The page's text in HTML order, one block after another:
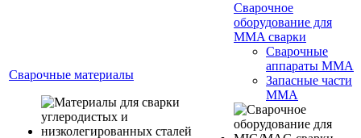
Сварочные материалы
Сварочное
оборудование для
MMA сварки
Сварочные
аппараты MMA
Запасные части
MMA